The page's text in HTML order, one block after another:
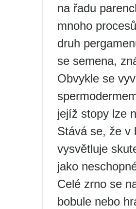
na řadu
mnoho
druh
se semena,
Obvykle se
jejíž stopy lze
Stává se, že v
vysvětluje
jako
Celé zrno se
bobule nebo